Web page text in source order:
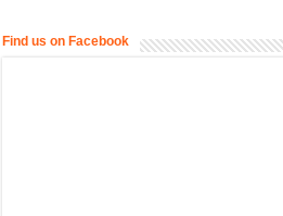
Find us on Facebook